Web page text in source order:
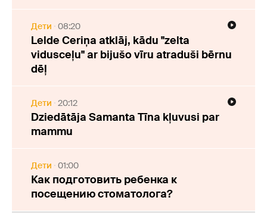
Дети 08:20
Lelde Ceriņa atklāj, kādu "zelta
vidusceļu" ar bijušo vīru atraduši bērnu
dēļ
Дети 20:12
Dziedātāja Samanta Tīna kļuvusi par
mammu
Дети 01:00
Как подготовить ребенка к
посещению стоматолога?